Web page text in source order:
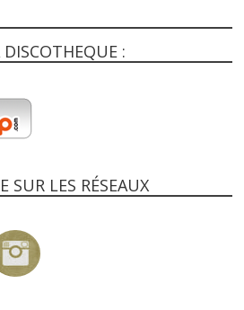
:
SUR LES RÉSEAUX